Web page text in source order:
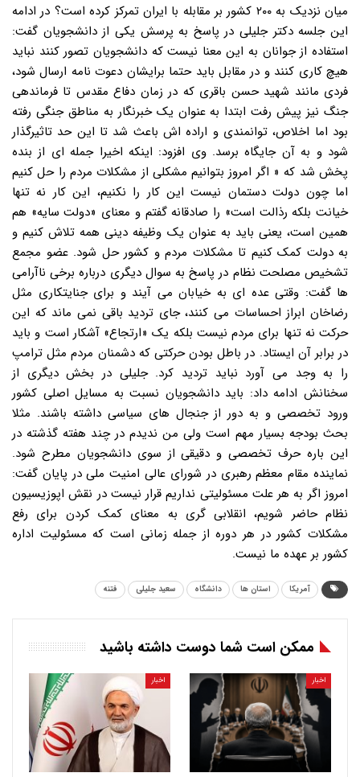
میان نزدیک به ۲۰۰ کشور بر مقابله با ایران تمرکز کرده است؟ در ادامه
این جلسه دکتر جلیلی در پاسخ به پرسش یکی از دانشجویان گفت:
استفاده از جوانان به این معنا نیست که دانشجویان تصور کنند نباید
هیچ کاری کنند و در مقابل باید حتما برایشان دعوت نامه ارسال شود،
فردی مانند شهید حسن باقری که در زمان دفاع مقدس تا فرماندهی
جنگ نیز پیش رفت ابتدا به عنوان یک خبرنگار به مناطق جنگی رفته
بود اما اخلاص، توانمندی و اراده اش باعث شد تا این حد تاثیرگذار
شود و به آن جایگاه برسد. وی افزود: اینکه اخیرا جمله ای از بنده
پخش شد که « اگر امروز بتوانیم مشکلی از مشکلات مردم را حل کنیم
اما چون دولت دستمان نیست این کار را نکنیم، این کار نه تنها
خیانت بلکه رذالت است» را صادقانه گفتم و معنای «دولت سایه» هم
همین است، یعنی باید به عنوان یک وظیفه دینی همه تلاش کنیم و
به دولت کمک کنیم تا مشکلات مردم و کشور حل شود. عضو مجمع
تشخیص مصلحت نظام در پاسخ به سوال دیگری درباره برخی ناآرامی
ها گفت: وقتی عده ای به خیابان می آیند و برای جنایتکاری مثل
رضاخان ابراز احساسات می کنند، جای تردید باقی نمی ماند که این
حرکت نه تنها برای مردم نیست بلکه یک «ارتجاع» آشکار است و باید
در برابر آن ایستاد. در باطل بودن حرکتی که دشمنان مردم مثل ترامپ
را به وجد می آورد نباید تردید کرد. جلیلی در بخش دیگری از
سخنانش ادامه داد: باید دانشجویان نسبت به مسایل اصلی کشور
ورود تخصصی و به دور از جنجال های سیاسی داشته باشند. مثلا
بحث بودجه بسیار مهم است ولی من ندیدم در چند هفته گذشته در
این باره حرف تخصصی و دقیقی از سوی دانشجویان مطرح شود.
نماینده مقام معظم رهبری در شورای عالی امنیت ملی در پایان گفت:
امروز اگر به هر علت مسئولیتی نداریم قرار نیست در نقش اپوزیسیون
نظام حاضر شویم، انقلابی گری به معنای کمک کردن برای رفع
مشکلات کشور در هر دوره از جمله زمانی است که مسئولیت اداره
کشور بر عهده ما نیست.
آمریکا استان ها دانشگاه سعید جلیلی فتنه
ممکن است شما دوست داشته باشید
اخبار اخبار